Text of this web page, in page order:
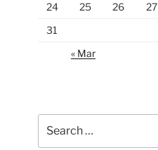
24
25 26 27
31
« Mar
for: